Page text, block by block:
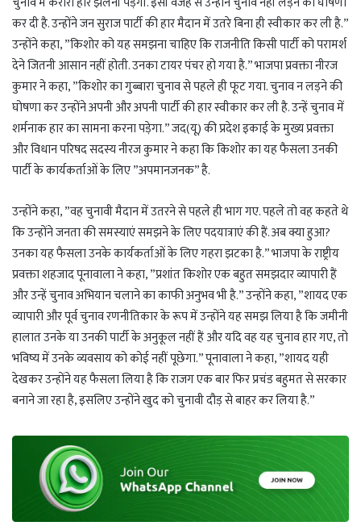
कर दी है. उन्होंने जन सुराज पार्टी की हार मैदान में उतरे बिना ही स्वीकार कर ली है.”
उन्होंने कहा, ”किशोर को यह समझना चाहिए कि राजनीति किसी पार्टी को परामर्श
देने जितनी आसान नहीं होती. उनका टायर पंचर हो गया है.” भाजपा प्रवक्ता नीरज
कुमार ने कहा, ”किशोर का गुब्बारा चुनाव से पहले ही फूट गया. चुनाव न लड़ने की
घोषणा कर उन्होंने अपनी और अपनी पार्टी की हार स्वीकार कर ली है. उन्हें चुनाव में
शर्मनाक हार का सामना करना पड़ेगा.” जद(यू) की प्रदेश इकाई के मुख्य प्रवक्ता
और विधान परिषद सदस्य नीरज कुमार ने कहा कि किशोर का यह फैसला उनकी
पार्टी के कार्यकर्ताओं के लिए ”अपमानजनक” है.
उन्होंने कहा, ”वह चुनावी मैदान में उतरने से पहले ही भाग गए. पहले तो वह कहते थे
कि उन्होंने जनता की समस्याएं समझने के लिए पदयात्राएं की हैं. अब क्या हुआ?
उनका यह फैसला उनके कार्यकर्ताओं के लिए गहरा झटका है.” भाजपा के राष्ट्रीय
प्रवक्ता शहजाद पूनावाला ने कहा, ”प्रशांत किशोर एक बहुत समझदार व्यापारी हैं
और उन्हें चुनाव अभियान चलाने का काफी अनुभव भी है.” उन्होंने कहा, ”शायद एक
व्यापारी और पूर्व चुनाव रणनीतिकार के रूप में उन्होंने यह समझ लिया है कि जमीनी
हालात उनके या उनकी पार्टी के अनुकूल नहीं हैं और यदि वह यह चुनाव हार गए, तो
भविष्य में उनके व्यवसाय को कोई नहीं पूछेगा.” पूनावाला ने कहा, ”शायद यही
देखकर उन्होंने यह फैसला लिया है कि राजग एक बार फिर प्रचंड बहुमत से सरकार
बनाने जा रहा है, इसलिए उन्होंने खुद को चुनावी दौड़ से बाहर कर लिया है.”